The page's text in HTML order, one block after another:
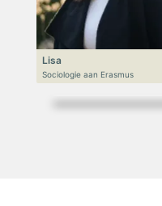
Lisa
Sociologie aan Erasmus